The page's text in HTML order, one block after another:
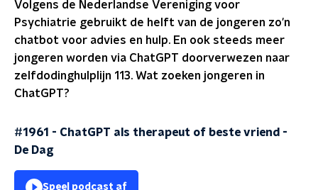
Volgens de Nederlandse Vereniging voor
Psychiatrie gebruikt de helft van de jongeren zo'n
chatbot voor advies en hulp. En ook steeds meer
jongeren worden via ChatGPT doorverwezen naar
zelfdodinghulplijn 113. Wat zoeken jongeren in
ChatGPT?
#1961 - ChatGPT als therapeut of beste vriend -
De Dag
Speel podcast af